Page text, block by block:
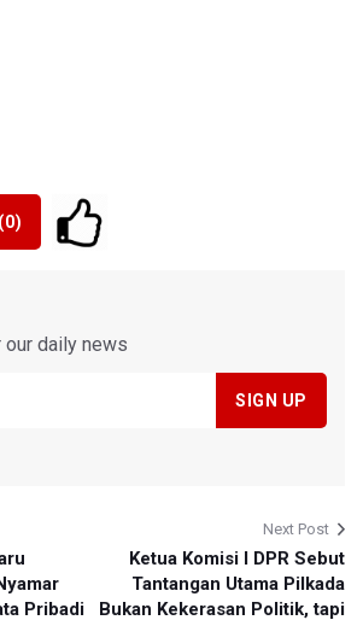
0)
daily news
Pribadi
Next Post
Ketua Komisi I DPR Sebut
Tantangan Utama Pilkada
Bukan Kekerasan Politik, tapi